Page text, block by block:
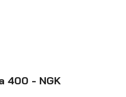
400 - NGK